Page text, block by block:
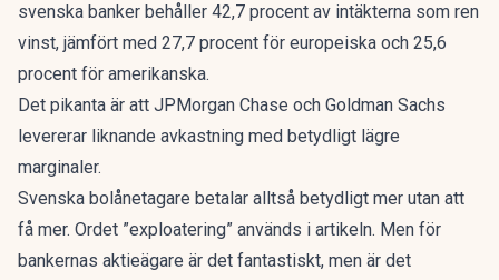
svenska banker behåller 42,7 procent av intäkterna som ren
vinst, jämfört med 27,7 procent för europeiska och 25,6
procent för amerikanska.
Det pikanta är att JPMorgan Chase och Goldman Sachs
levererar liknande avkastning med betydligt lägre
marginaler.
Svenska bolånetagare betalar alltså betydligt mer utan att
få mer. Ordet ”exploatering” används i artikeln. Men för
bankernas aktieägare är det fantastiskt, men är det